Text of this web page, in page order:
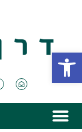
פתח סרגל נגישות